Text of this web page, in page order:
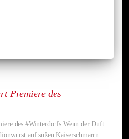
Premiere des
des #Winterdorfs Wenn der Duft
auf süßen Kaiserschmarrn